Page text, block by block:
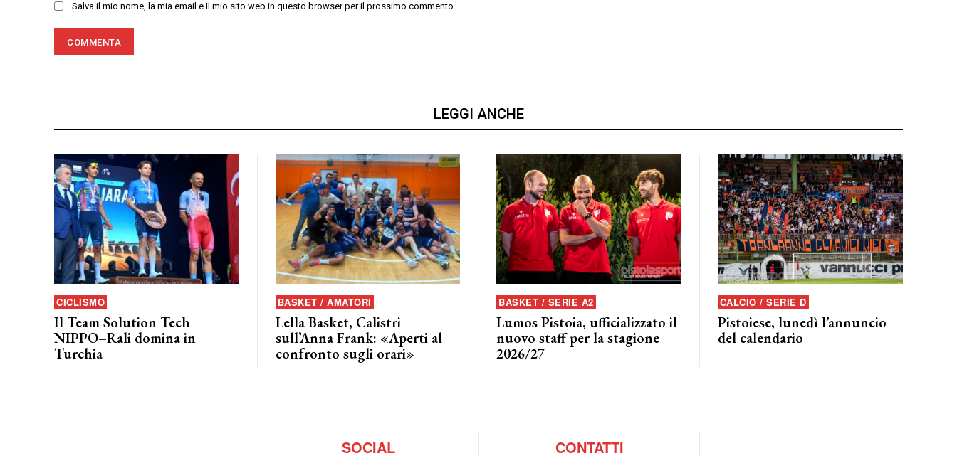
Salva il mio nome, la mia email e il mio sito web in questo browser per il prossimo commento.
LEGGI ANCHE
CICLISMO
Il Team Solution Tech–
NIPPO–Rali domina in
Turchia
BASKET / AMATORI
Lella Basket, Calistri
sull’Anna Frank: «Aperti al
confronto sugli orari»
BASKET / SERIE A2
Lumos Pistoia, ufficializzato il
nuovo staff per la stagione
2026/27
CALCIO / SERIE D
Pistoiese, lunedì l’annuncio
del calendario
SOCIAL CONTATTI